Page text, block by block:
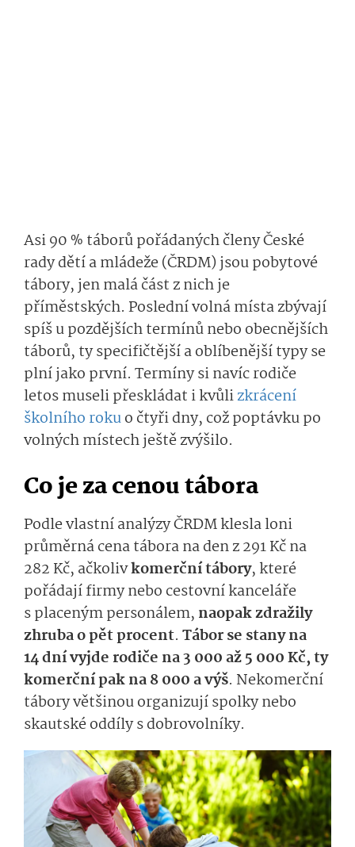
Asi 90 % táborů pořádaných členy České
rady dětí a mládeže (ČRDM) jsou pobytové
tábory, jen malá část z nich je
příměstských. Poslední volná místa zbývají
spíš u pozdějších termínů nebo obecnějších
táborů, ty specifičtější a oblíbenější typy se
plní jako první. Termíny si navíc rodiče
letos museli přeskládat i kvůlizkrácení
školního rokuo čtyři dny, což poptávku po
volných místech ještě zvýšilo.
Co je za cenou tábora
Podle vlastní analýzy ČRDM klesla loni
průměrná cena tábora na den z 291 Kč na
282 Kč, ačkolivkomerční tábory, které
pořádají firmy nebo cestovní kanceláře
s placeným personálem, naopak zdražily
zhruba o pět procent. Tábor se stany na
14 dní vyjde rodiče na 3 000 až 5 000 Kč, ty
komerční pak na 8 000 a výš. Nekomerční
tábory většinou organizují spolky nebo
skautské oddíly s dobrovolníky.